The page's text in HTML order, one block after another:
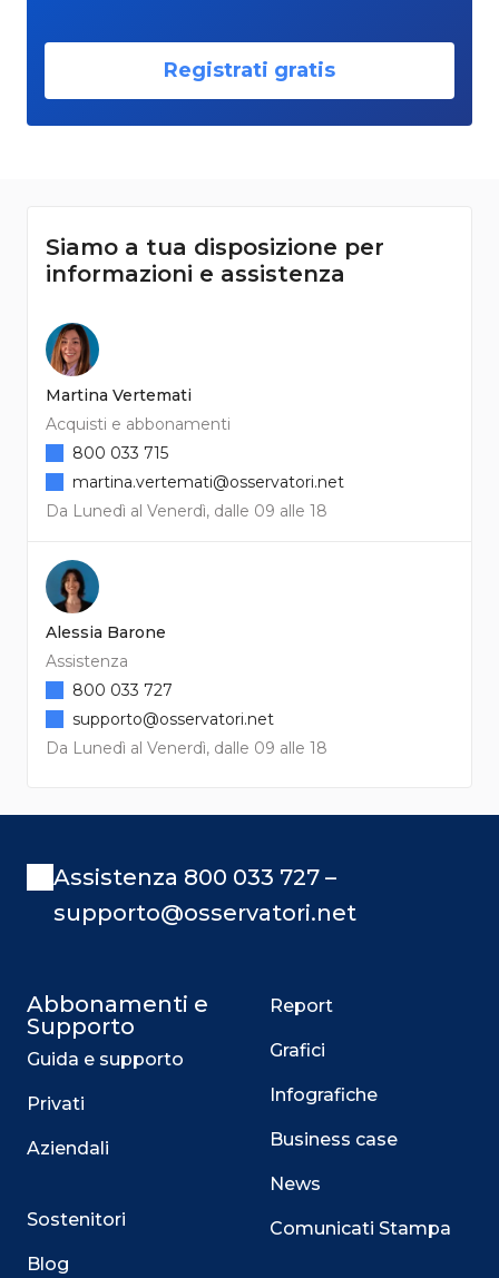
Registrati gratis
Siamo a tua disposizione per
informazioni e assistenza
Martina Vertemati
Acquisti e abbonamenti
Da Lunedì al Venerdì, dalle 09 alle 18
800 033 715
martina.vertemati@osservatori.net
Alessia Barone
Assistenza
Da Lunedì al Venerdì, dalle 09 alle 18
800 033 727
supporto@osservatori.net
Assistenza 800 033 727 –
supporto@osservatori.net
Abbonamenti e
Supporto
Guida e supporto
Privati
Aziendali
Sostenitori
Blog
Report
Grafici
Infografiche
Business case
News
Comunicati Stampa